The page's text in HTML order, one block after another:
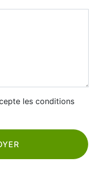
les conditions